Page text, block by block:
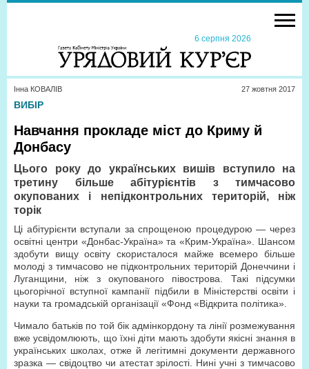
6 серпня 2026
Інна КОВАЛІВ 27 жовтня 2017
ВИБІР
Навчання прокладе міст до Криму й
Донбасу
Цього року до українських вишів вступило на
третину більше абітурієнтів з тимчасово
окупованих і непідконтрольних територій, ніж
торік
Ці абітурієнти вступали за спрощеною процедурою — через
освітні центри «Донбас-Україна» та «Крим-Україна». Шансом
здобути вищу освіту скористалося майже всемеро більше
молоді з тимчасово не підконтрольних територій Донеччини і
Луганщини, ніж з окупованого півострова. Такі підсумки
цьогорічної вступної кампанії підбили в Міністерстві освіти і
науки та громадській організації «Фонд «Відкрита політика».
Чимало батьків по той бік адмінкордону та лінії розмежування
вже усвідомлюють, що їхні діти мають здобути якісні знання в
українських школах, отже й легітимні документи державного
зразка — свідоцтво чи атестат зрілості. Нині учні з тимчасово